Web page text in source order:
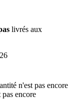
livrés aux
n'est pas encore
encore